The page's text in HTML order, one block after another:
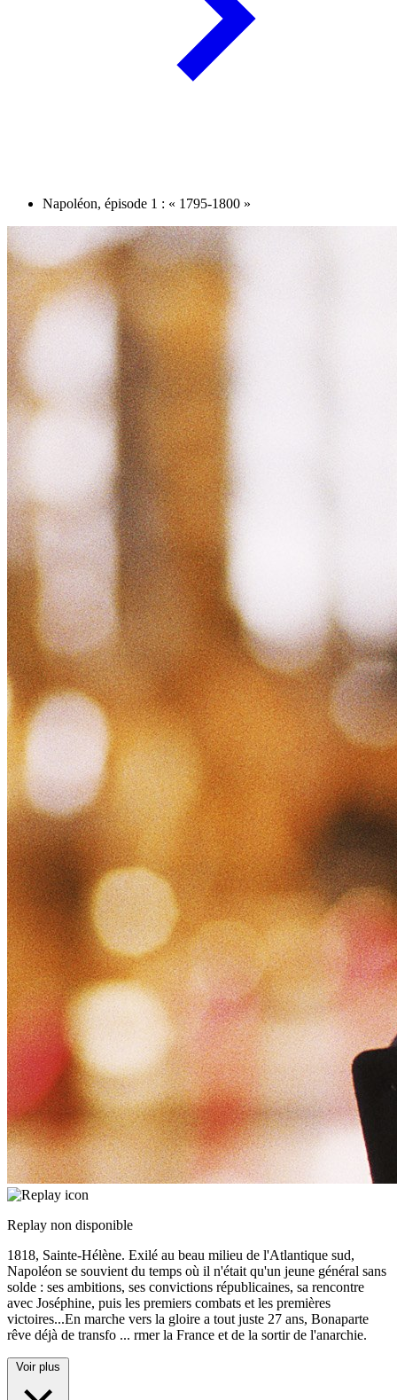
Napoléon, épisode 1 : « 1795-1800 »
Replay non disponible
1818, Sainte-Hélène. Exilé au beau milieu de l'Atlantique sud,
Napoléon se souvient du temps où il n'était qu'un jeune général sans
solde : ses ambitions, ses convictions républicaines, sa rencontre
avec Joséphine, puis les premiers combats et les premières
victoires...En marche vers la gloire a tout juste 27 ans, Bonaparte
rêve déjà de transfo ... rmer la France et de la sortir de l'anarchie.
Voir plus